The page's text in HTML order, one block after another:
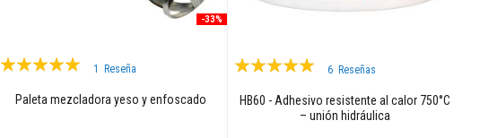
-33%
Valoración:
1 Reseña
Paleta mezcladora yeso y enfoscado
Valoración:
6 Reseñas
HB60 - Adhesivo resistente al calor 750°C
– unión hidráulica